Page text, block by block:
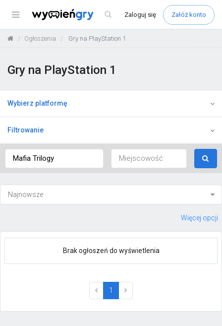
Menu Zaloguj się Załóż konto
Ogłoszenia Gry na PlayStation 1
Gry na PlayStation 1
Wybierz platformę
Filtrowanie
Więcej opcji
Brak ogłoszeń do wyświetlenia
1 (current)